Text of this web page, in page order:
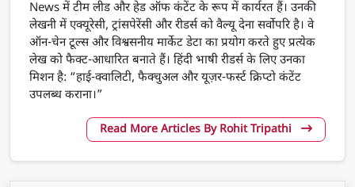
News में टीम लीड और हेड ऑफ कंटेंट के रूप में कार्यरत हैं। उनकी
लेखनी में एक्यूरेसी, ट्रांसपेरेंसी और रीडर्स को वैल्यू देना सर्वोपरि है। वे
ऑन-चेन टूल्स और विश्वसनीय मार्केट डेटा का प्रयोग करते हुए प्रत्येक
लेख को फैक्ट-आधारित बनाते हैं। हिंदी भाषी रीडर्स के लिए उनका
मिशन है: “हाई-क्वालिटी, फैक्चुअल और यूज़र-फर्स्ट क्रिप्टो कंटेंट
उपलब्ध कराना।”
Read More Articles By Rohit Tripathi